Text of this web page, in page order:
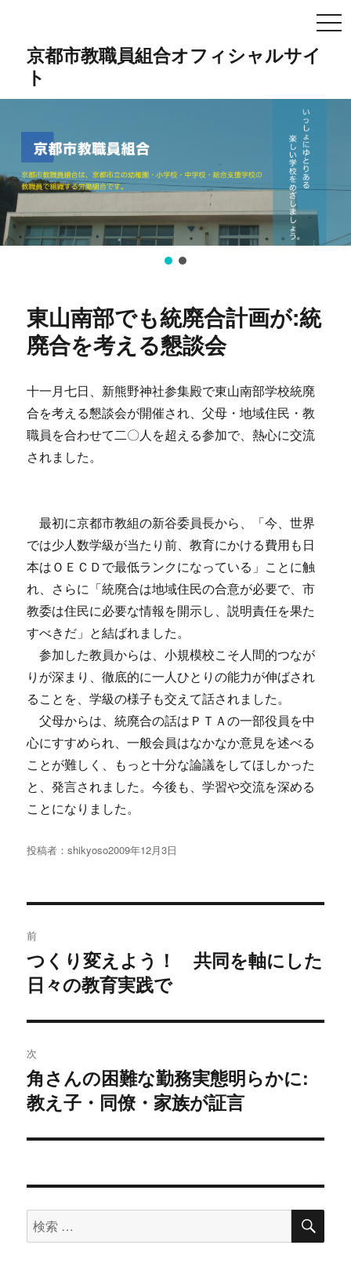
京都市教職員組合オフィシャルサイ
ト
東山南部でも統廃合計画が:統
廃合を考える懇談会
十一月七日、新熊野神社参集殿で東山南部学校統廃
合を考える懇談会が開催され、父母・地域住民・教
職員を合わせて二〇人を超える参加で、熱心に交流
されました。
最初に京都市教組の新谷委員長から、「今、世界
では少人数学級が当たり前、教育にかける費用も日
本はＯＥＣＤで最低ランクになっている」ことに触
れ、さらに「統廃合は地域住民の合意が必要で、市
教委は住民に必要な情報を開示し、説明責任を果た
すべきだ」と結ばれました。
参加した教員からは、小規模校こそ人間的つなが
りが深まり、徹底的に一人ひとりの能力が伸ばされ
ることを、学級の様子も交えて話されました。
父母からは、統廃合の話はＰＴＡの一部役員を中
心にすすめられ、一般会員はなかなか意見を述べる
ことが難しく、もっと十分な論議をしてほしかった
と、発言されました。今後も、学習や交流を深める
ことになりました。
投稿者：shikyoso投
2009年12月3日
稿
ナ
ビ
ゲ
ー
シ
ン
前
過
去
投
稿:
つくり変えよう！ 共同を軸にした
日々の教育実践で
次
次
の
稿:
角さんの困難な勤務実態明らかに:
教え子・同僚・家族が証言
検
索
検